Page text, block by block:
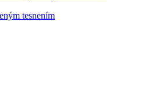
tesnením